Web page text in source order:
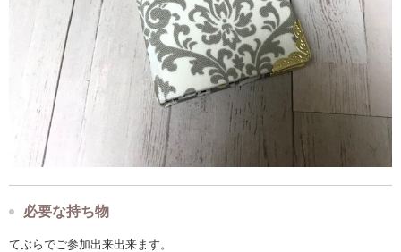
必要な持ち物
てぶらでご参加出来出来ます。